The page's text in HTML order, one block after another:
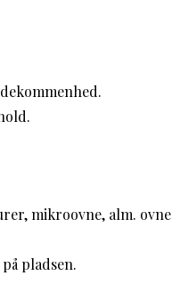
mikroovne, alm. ovne
pladsen.